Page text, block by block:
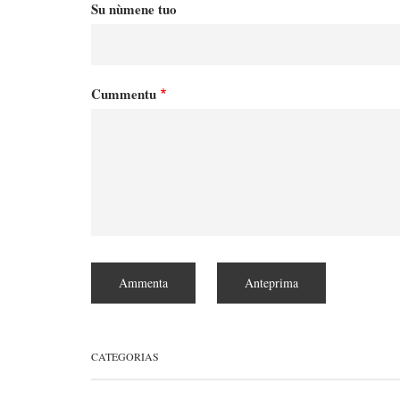
Su nùmene tuo
Cummentu
CATEGORIAS